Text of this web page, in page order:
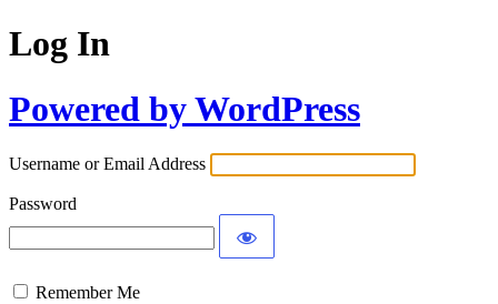
Log In
Powered by WordPress
Username or Email Address
Password
Remember Me